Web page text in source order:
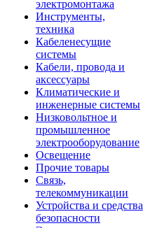
электромонтажа
Инструменты,
техника
Кабеленесущие
системы
Кабели, провода и
аксессуары
Климатические и
инженерные системы
Низковольтное и
промышленное
электрооборудование
Освещение
Прочие товары
Связь,
телекоммуникации
Устройства и средства
безопасности